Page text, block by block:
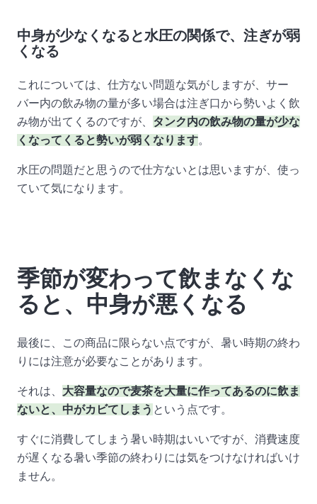
中身が少なくなると水圧の関係で、注ぎが弱
くなる
これについては、仕方ない問題な気がしますが、サー
バー内の飲み物の量が多い場合は注ぎ口から勢いよく飲
み物が出てくるのですが、 タンク内の飲み物の量が少な
くなってくると勢いが弱くなります。
水圧の問題だと思うので仕方ないとは思いますが、使っ
ていて気になります。
季節が変わって飲まなくな
ると、中身が悪くなる
最後に、この商品に限らない点ですが、暑い時期の終わ
りには注意が必要なことがあります。
それは、 大容量なので麦茶を大量に作ってあるのに飲ま
ないと、中がカビてしまう という点です。
すぐに消費してしまう暑い時期はいいですが、消費速度
が遅くなる暑い季節の終わりには気をつけなければいけ
ません。